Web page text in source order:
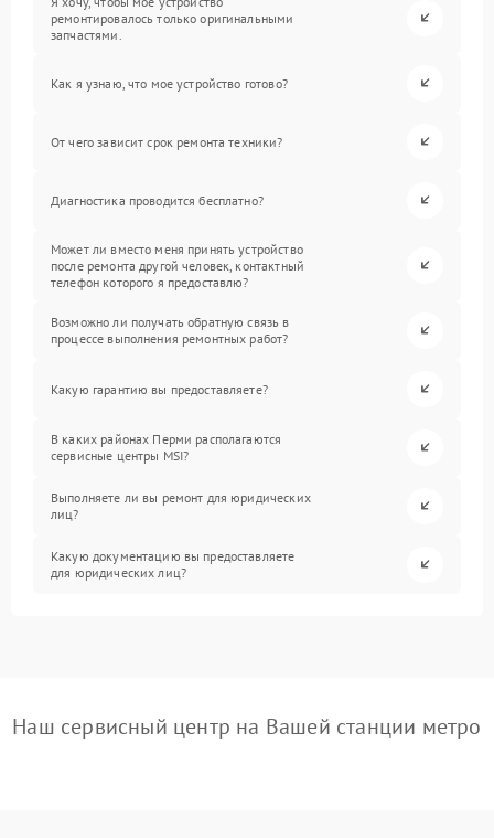
ремонтировалось только оригинальными
запчастями.
Как я узнаю, что мое устройство готово?
От чего зависит срок ремонта техники?
Диагностика проводится бесплатно?
Может ли вместо меня принять устройство
после ремонта другой человек, контактный
телефон которого я предоставлю?
Возможно ли получать обратную связь в
процессе выполнения ремонтных работ?
Какую гарантию вы предоставляете?
В каких районах Перми располагаются
сервисные центры MSI?
Выполняете ли вы ремонт для юридических
лиц?
Какую документацию вы предоставляете
для юридических лиц?
Наш сервисный центр на Вашей станции метро